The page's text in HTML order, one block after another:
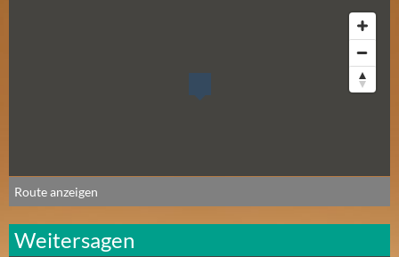
H
S
T
E
Route anzeigen
Weitersagen